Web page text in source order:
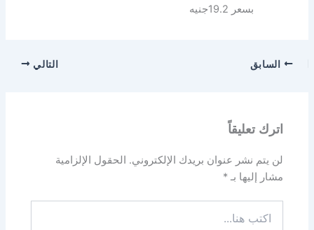
بسعر 19.2جنيه
السابق التالي
اترك تعليقاً
لن يتم نشر عنوان بريدك الإلكتروني. الحقول الإلزامية
مشار إليها بـ*
هنا...